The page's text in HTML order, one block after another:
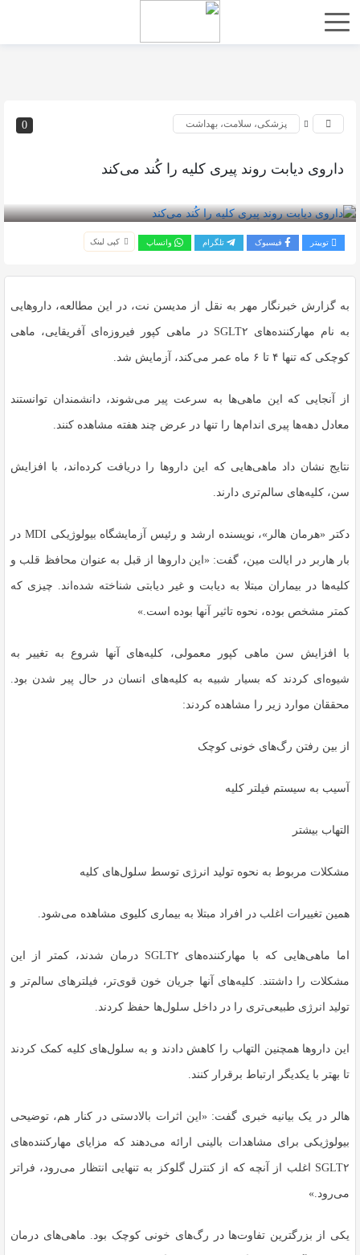
0 پزشکی، سلامت، بهداشت
داروی دیابت روند پیری کلیه را کُند می‌کند
توییتر فیسبوک تلگرام واتساپ کپی لینک
به گزارش خبرنگار مهر به نقل از مدیسن نت، در این مطالعه، داروهایی
به نام مهارکننده‌های SGLT۲ در ماهی کپور فیروزه‌ای آفریقایی، ماهی
کوچکی که تنها ۴ تا ۶ ماه عمر می‌کند، آزمایش شد.
از آنجایی که این ماهی‌ها به سرعت پیر می‌شوند، دانشمندان توانستند
معادل دهه‌ها پیری اندام‌ها را تنها در عرض چند هفته مشاهده کنند.
نتایج نشان داد ماهی‌هایی که این داروها را دریافت کرده‌اند، با افزایش
سن، کلیه‌های سالم‌تری دارند.
دکتر «هرمان هالر»، نویسنده ارشد و رئیس آزمایشگاه بیولوژیکی MDI در
بار هاربر در ایالت مین، گفت: «این داروها از قبل به عنوان محافظ قلب و
کلیه‌ها در بیماران مبتلا به دیابت و غیر دیابتی شناخته شده‌اند. چیزی که
کمتر مشخص بوده، نحوه تاثیر آنها بوده است.»
با افزایش سن ماهی کپور معمولی، کلیه‌های آنها شروع به تغییر به
شیوه‌ای کردند که بسیار شبیه به کلیه‌های انسان در حال پیر شدن بود.
محققان موارد زیر را مشاهده کردند:
از بین رفتن رگ‌های خونی کوچک
آسیب به سیستم فیلتر کلیه
التهاب بیشتر
مشکلات مربوط به نحوه تولید انرژی توسط سلول‌های کلیه
همین تغییرات اغلب در افراد مبتلا به بیماری کلیوی مشاهده می‌شود.
اما ماهی‌هایی که با مهارکننده‌های SGLT۲ درمان شدند، کمتر از این
مشکلات را داشتند. کلیه‌های آنها جریان خون قوی‌تر، فیلترهای سالم‌تر و
تولید انرژی طبیعی‌تری را در داخل سلول‌ها حفظ کردند.
این داروها همچنین التهاب را کاهش دادند و به سلول‌های کلیه کمک کردند
تا بهتر با یکدیگر ارتباط برقرار کنند.
هالر در یک بیانیه خبری گفت: «این اثرات بالادستی در کنار هم، توضیحی
بیولوژیکی برای مشاهدات بالینی ارائه می‌دهند که مزایای مهارکننده‌های
SGLT۲ اغلب از آنچه که از کنترل گلوکز به تنهایی انتظار می‌رود، فراتر
می‌رود.»
یکی از بزرگترین تفاوت‌ها در رگ‌های خونی کوچک بود. ماهی‌های درمان